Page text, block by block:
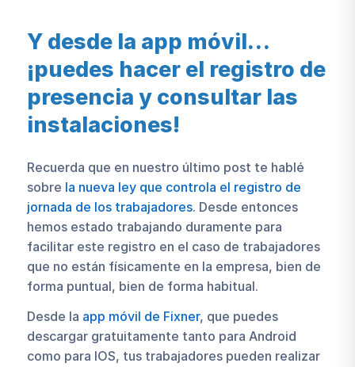
Y desde la app móvil…
¡puedes hacer el registro de
presencia y consultar las
instalaciones!
Recuerda que en nuestro último post te hablé
sobre la nueva ley que controla el registro de
jornada de los trabajadores. Desde entonces
hemos estado trabajando duramente para
facilitar este registro en el caso de trabajadores
que no están físicamente en la empresa, bien de
forma puntual, bien de forma habitual.
Desde la app móvil de Fixner, que puedes
descargar gratuitamente tanto para Android
como para IOS, tus trabajadores pueden realizar